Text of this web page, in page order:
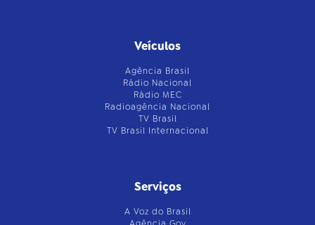
Veículos
Agência Brasil
Rádio Nacional
Rádio MEC
Radioagência Nacional
TV Brasil
TV Brasil Internacional
Serviços
A Voz do Brasil